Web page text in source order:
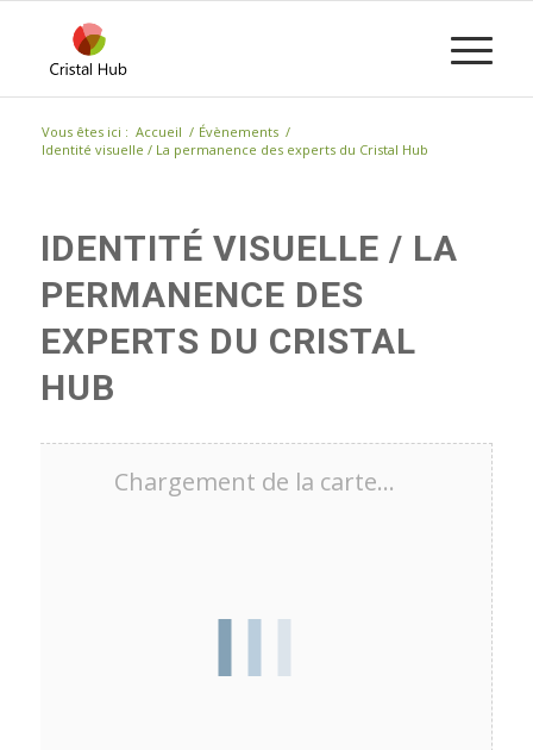
Vous êtes ici : Accueil / Évènements /
Identité visuelle / La permanence des experts du Cristal Hub
IDENTITÉ VISUELLE / LA
PERMANENCE DES
EXPERTS DU CRISTAL
HUB
Chargement de la carte…